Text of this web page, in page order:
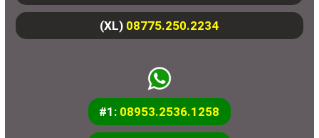
(XL) 08775.250.2234
#1: 08953.2536.1258